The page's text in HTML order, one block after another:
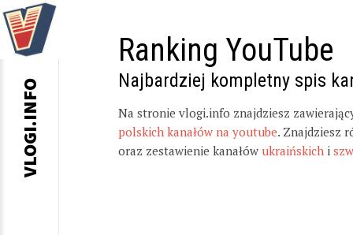
Ranking YouTube
Najbardziej kompletny spis
Na stronie vlogi.info znajdziesz
polskich kanałów na youtube. Znajdziesz
oraz zestawienie kanałów ukraińskich i
VLOGI.INFO